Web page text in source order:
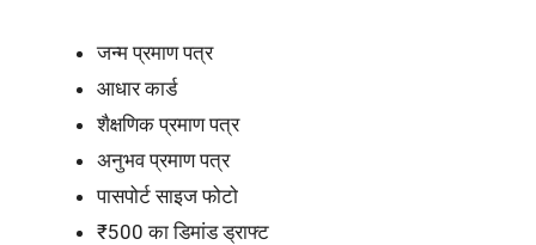
जन्म प्रमाण पत्र
आधार कार्ड
शैक्षणिक प्रमाण पत्र
अनुभव प्रमाण पत्र
पासपोर्ट साइज फोटो
₹500 का डिमांड ड्राफ्ट